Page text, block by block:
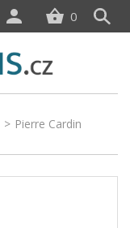
> Pierre Cardin
0